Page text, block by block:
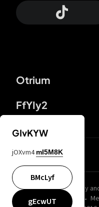
Otrium
FfYIy2
wZQPfd Privacy
nLC6tu
GIvKYW
jOXvm4 mI5M8K
BMcLyf
gEcwUT